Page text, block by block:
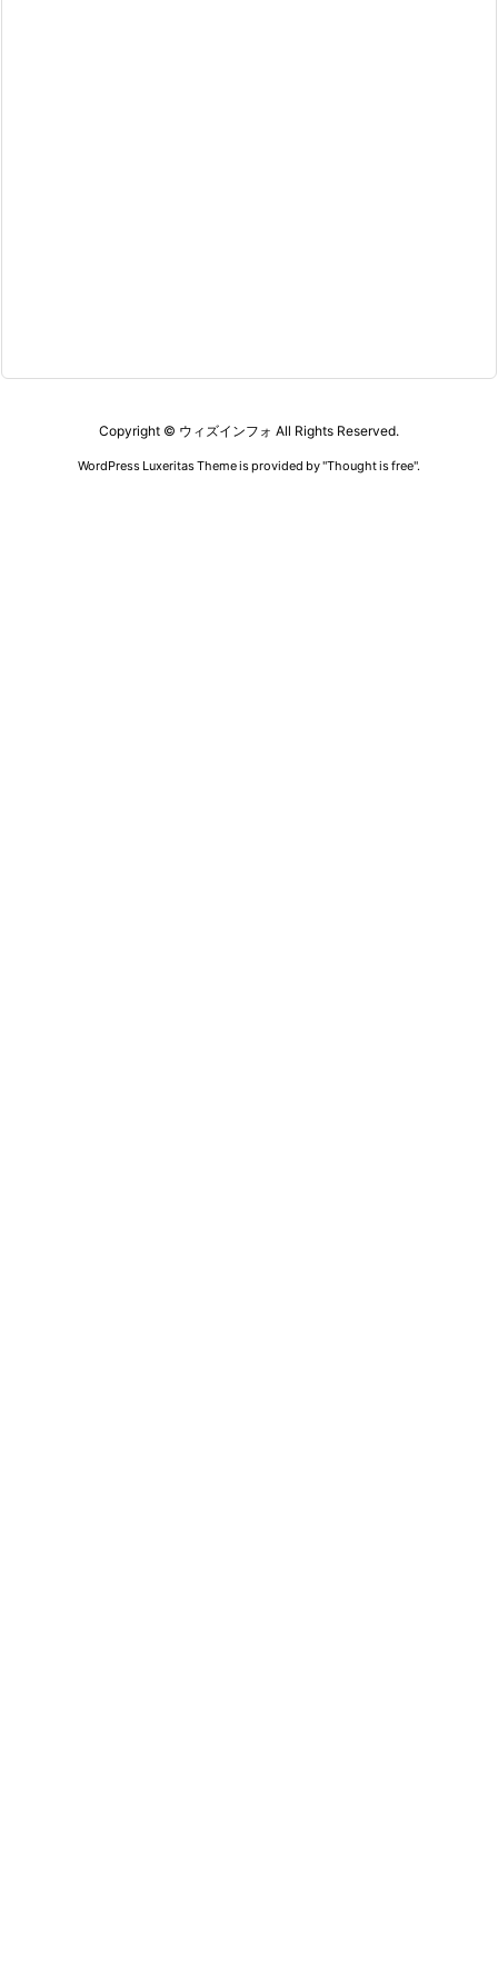
Copyright © ウィズインフォ All Rights Reserved.
WordPress Luxeritas Theme is provided by "Thought is free".